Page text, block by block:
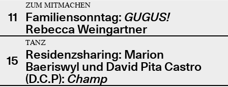
11
ZUM MITMACHEN
Familiensonntag: GUGUS!
Rebecca Weingartner
15
TANZ
Residenzsharing: Marion
Baeriswyl und David Pita Castro
(D.C.P): Champ